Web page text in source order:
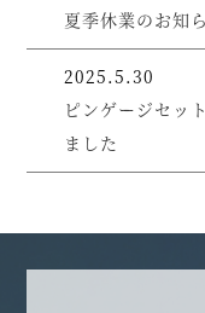
夏季休業のお知
2025.5.30
ピンゲージセッ
ました